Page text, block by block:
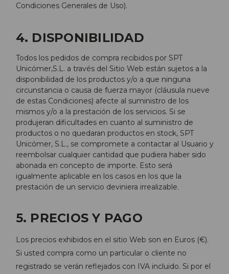
Condiciones Generales de Uso).
4. DISPONIBILIDAD
Todos los pedidos de compra recibidos por SPT
Unicómer,S.L. a través del Sitio Web están sujetos a la
disponibilidad de los productos y/o a que ninguna
circunstancia o causa de fuerza mayor (cláusula nueve
de estas Condiciones) afecte al suministro de los
mismos y/o a la prestación de los servicios. Si se
produjeran dificultades en cuanto al suministro de
productos o no quedaran productos en stock, SPT
Unicómer, S.L., se compromete a contactar al Usuario y
reembolsar cualquier cantidad que pudiera haber sido
abonada en concepto de importe. Esto será
igualmente aplicable en los casos en los que la
prestación de un servicio deviniera irrealizable.
5. PRECIOS Y PAGO
Los precios exhibidos en el sitio Web son en Euros (€).
Si usted compra como un particular o cliente no
registrado se verán reflejados con IVA incluido. Si por el